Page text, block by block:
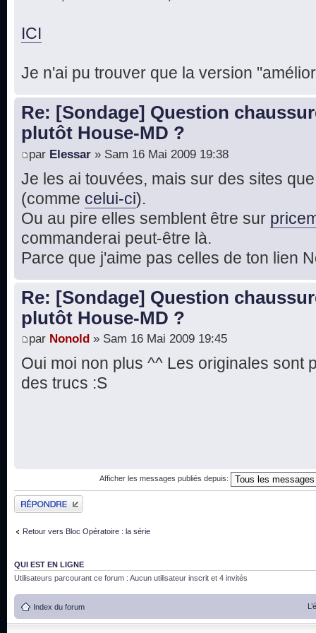
ICI
Je n'ai pu trouver que la version
Re: [Sondage] Question
plutôt House-MD ?
par Elessar » Sam 16 Mai 2009 19:38
Je les ai touvées, mais sur des sites
(comme celui-ci).
Ou au pire elles semblent être sur
commanderai peut-être là.
Parce que j'aime pas celles de ton lien
Re: [Sondage] Question
plutôt House-MD ?
par Nonold » Sam 16 Mai 2009 19:45
Oui moi non plus ^^ Les originales sont
des trucs :S
Afficher les messages publiés depuis:
Publier une réponse
Retour vers Bloc Opératoire : la série
QUI EST EN LIGNE
Utilisateurs parcourant ce forum : Aucun utilisateur inscrit et 4 invités
Index du forum